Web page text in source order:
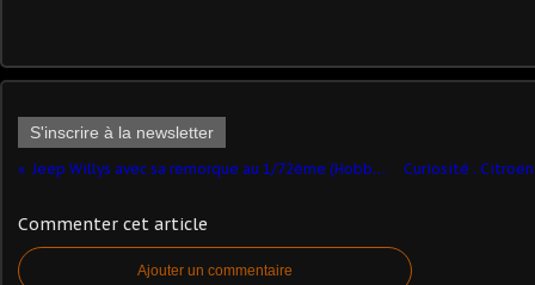
S'inscrire à la newsletter
Jeep Willys avec sa remorque au 1/72ème (Hobby Master)
Commenter cet article
Ajouter un commentaire